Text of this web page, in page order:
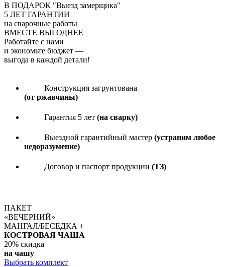
В ПОДАРОК "Выезд замерщика"
5 ЛЕТ ГАРАНТИИ
на сварочные работы
ВМЕСТЕ ВЫГОДНЕЕ
Работайте с нами
и экономьте бюджет —
выгода в каждой детали!
Конструкция загрунтована
(от ржавчины)
Гарантия 5 лет (на сварку)
Выездной гарантийный мастер (устраним любое
недоразумение)
Договор и паспорт продукции (ТЗ)
ПАКЕТ
«ВЕЧЕРНИЙ»
МАНГАЛ/БЕСЕДКА +
КОСТРОВАЯ ЧАША
20% скидка
на чашу
Выбрать комплект